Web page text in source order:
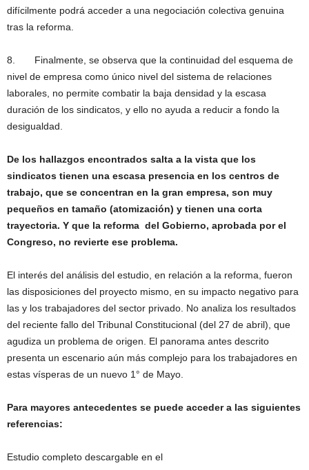
difícilmente podrá acceder a una negociación colectiva genuina
tras la reforma.
8. Finalmente, se observa que la continuidad del esquema de
nivel de empresa como único nivel del sistema de relaciones
laborales, no permite combatir la baja densidad y la escasa
duración de los sindicatos, y ello no ayuda a reducir a fondo la
desigualdad.
De los hallazgos encontrados salta a la vista que los
sindicatos tienen una escasa presencia en los centros de
trabajo, que se concentran en la gran empresa, son muy
pequeños en tamaño (atomización) y tienen una corta
trayectoria. Y que la reforma del Gobierno, aprobada por el
Congreso, no revierte ese problema.
El interés del análisis del estudio, en relación a la reforma, fueron
las disposiciones del proyecto mismo, en su impacto negativo para
las y los trabajadores del sector privado. No analiza los resultados
del reciente fallo del Tribunal Constitucional (del 27 de abril), que
agudiza un problema de origen. El panorama antes descrito
presenta un escenario aún más complejo para los trabajadores en
estas vísperas de un nuevo 1° de Mayo.
Para mayores antecedentes se puede acceder a las siguientes
referencias:
Estudio completo descargable en el